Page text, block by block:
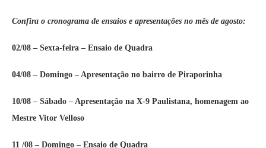
Confira o cronograma de ensaios e apresentações no mês de agosto:
02/08 – Sexta-feira – Ensaio de Quadra
04/08 – Domingo – Apresentação no bairro de Piraporinha
10/08 – Sábado – Apresentação na X-9 Paulistana, homenagem ao
Mestre Vitor Velloso
11 /08 – Domingo – Ensaio de Quadra